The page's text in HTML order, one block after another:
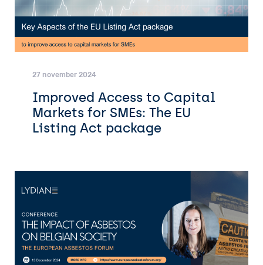
27 november 2024
Improved Access to Capital
Markets for SMEs: The EU
Listing Act package